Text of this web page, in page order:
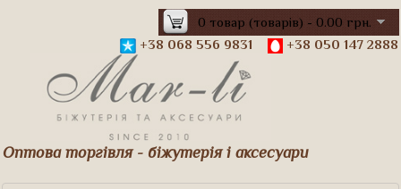
Оптова торгівля - біжутерія і аксесуари
+38 068 556 9831 +38 050 147 2888
0 товар (товарів) - 0.00 грн.